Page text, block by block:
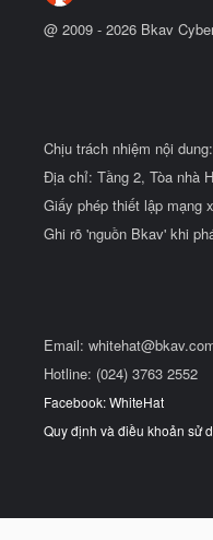
@ 2009 - 2026 Bkav
Chịu trách nhiệm nội
Địa chỉ: Tầng 2, Tòa nhà
Giấy phép thiết lập mạng
Ghi rõ 'nguồn Bkav' khi
Email:
Hotline: (024) 3763 2552
Facebook: WhiteHat
Quy định và điều khoản sử